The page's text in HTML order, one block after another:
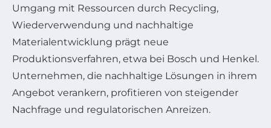
Umgang mit Ressourcen durch Recycling,
Wiederverwendung und nachhaltige
Materialentwicklung prägt neue
Produktionsverfahren, etwa bei Bosch und Henkel.
Unternehmen, die nachhaltige Lösungen in ihrem
Angebot verankern, profitieren von steigender
Nachfrage und regulatorischen Anreizen.